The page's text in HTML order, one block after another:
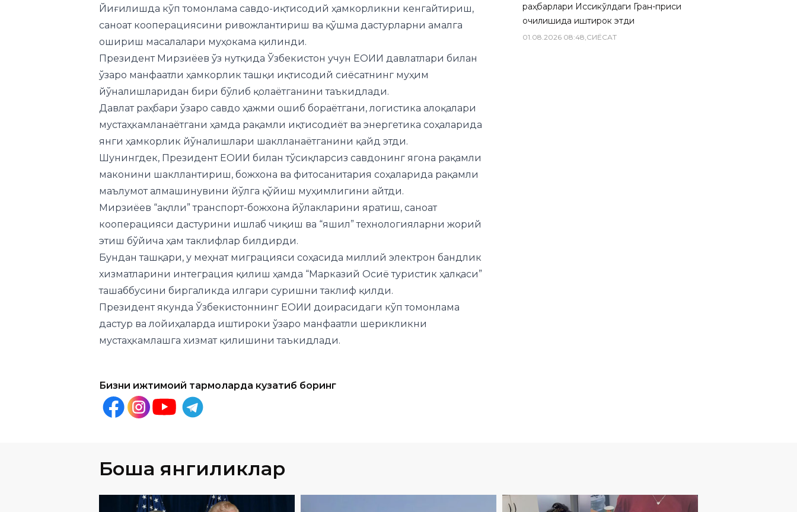
Президент Мирзиёев ўз нутқида Ўзбекистон учун ЕОИИ давлатлари билан
ўзаро манфаатли ҳамкорлик ташқи иқтисодий сиёсатнинг муҳим
йўналишларидан бири бўлиб қолаётганини таъкидлади.
Давлат раҳбари ўзаро савдо ҳажми ошиб бораётгани, логистика алоқалари
мустаҳкамланаётгани ҳамда рақамли иқтисодиёт ва энергетика соҳаларида
янги ҳамкорлик йўналишлари шаклланаётганини қайд этди.
Шунингдек, Президент ЕОИИ билан тўсиқларсиз савдонинг ягона рақамли
маконини шакллантириш, божхона ва фитосанитария соҳаларида рақамли
маълумот алмашинувини йўлга қўйиш муҳимлигини айтди.
Мирзиёев “ақлли” транспорт-божхона йўлакларини яратиш, саноат
кооперацияси дастурини ишлаб чиқиш ва “яшил” технологияларни жорий
этиш бўйича ҳам таклифлар билдирди.
Бундан ташқари, у меҳнат миграцияси соҳасида миллий электрон бандлик
хизматларини интеграция қилиш ҳамда “Марказий Осиё туристик ҳалқаси”
ташаббусини биргаликда илгари суришни таклиф қилди.
Президент якунда Ўзбекистоннинг ЕОИИ доирасидаги кўп томонлама
дастур ва лойиҳаларда иштироки ўзаро манфаатли шерикликни
мустаҳкамлашга хизмат қилишини таъкидлади.
Бизни ижтимоий тармоқларда кузатиб боринг
раҳбарлари Иссиқкўлдаги Гран-приси
очилишида иштирок этди
01.08.2026 08:48,СИËСАТ
Бошқа янгиликлар